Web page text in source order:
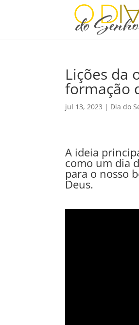
Lições da
formação
jul 13, 2023 | Dia do
A ideia
como um dia
para o nosso
Deus.